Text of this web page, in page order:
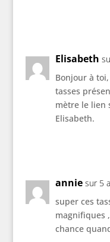
Elisabeth
Bonjour à
tasses
mètre le lien
Elisabeth.
annie sur 5
super ces
magnifiques
chance